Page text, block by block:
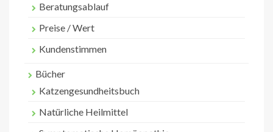
Beratungsablauf
Preise / Wert
Kundenstimmen
Bücher
Katzengesundheitsbuch
Natürliche Heilmittel